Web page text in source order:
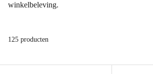
winkelbeleving.
125 producten